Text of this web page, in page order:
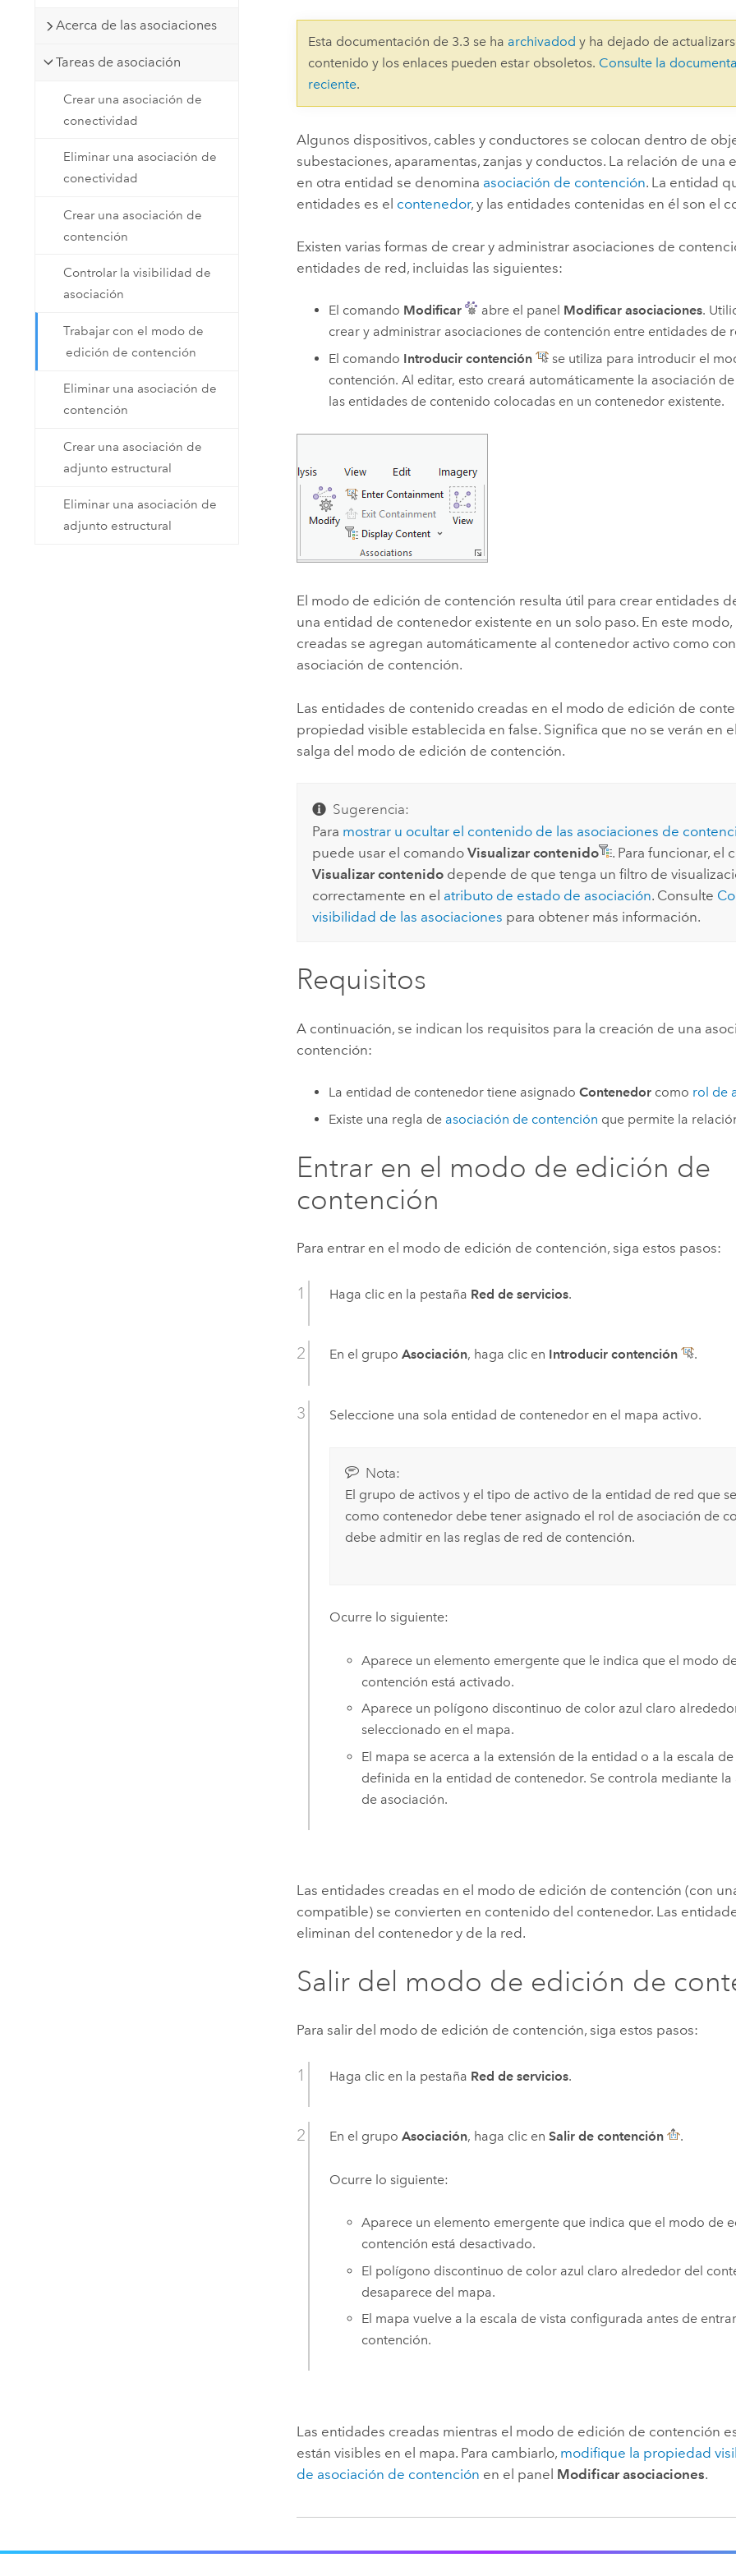
Tecnología para desarrolladores
representación cartográfica y
Todos los productos
Todas las historias
Acerca de las asociaciones
Tareas de asociación
Crear una asociación de
conectividad
Eliminar una asociación de
conectividad
Crear una asociación de
contención
Controlar la visibilidad de
asociación
Trabajar con el modo de
edición de contención
Eliminar una asociación de
contención
Crear una asociación de
adjunto estructural
Eliminar una asociación de
adjunto estructural
Esta documentación de 3.3 se ha archivadod y ha dejado de
contenido y los enlaces pueden estar obsoletos. Consulte la
reciente.
Algunos dispositivos, cables y conductores se colocan dentro de
subestaciones, aparamentas, zanjas y conductos. La relación de una
en otra entidad se denomina asociación de contención. La entidad
entidades es el contenedor, y las entidades contenidas en él son el
Existen varias formas de crear y administrar asociaciones de
entidades de red, incluidas las siguientes:
El comando Modificar abre el panel Modificar asociaciones.
crear y administrar asociaciones de contención entre entidades de
El comando Introducir contención
se utiliza para introducir el
contención. Al editar, esto creará automáticamente la asociación
las entidades de contenido colocadas en un contenedor existente.
El modo de edición de contención resulta útil para crear entidades
una entidad de contenedor existente en un solo paso. En este
creadas se agregan automáticamente al contenedor activo como
asociación de contención.
Las entidades de contenido creadas en el modo de edición de
propiedad visible establecida en false. Significa que no se verán en
salga del modo de edición de contención.
Sugerencia:
Para mostrar u ocultar el contenido de las asociaciones de
puede usar el comando Visualizar contenido
. Para funcionar, el
Visualizar contenidodepende de que tenga un filtro de
correctamente en el atributo de estado de asociación. Consulte
visibilidad de las asociaciones para obtener más información.
Requisitos
A continuación, se indican los requisitos para la creación de una
contención:
La entidad de contenedor tiene asignado Contenedorcomo rol de
Existe una regla de asociación de contención que permite la
Entrar en el modo de edición de
contención
Para entrar en el modo de edición de contención, siga estos pasos:
Haga clic en la pestaña Red de servicios.
En el grupoAsociación, haga clic en Introducir contención .
Seleccione una sola entidad de contenedor en el mapa activo.
Nota:
El grupo de activos y el tipo de activo de la entidad de red que
como contenedor debe tener asignado el rol de asociación de
debe admitir en las reglas de red de contención.
Ocurre lo siguiente:
Aparece un elemento emergente que le indica que el modo
contención está activado.
Aparece un polígono discontinuo de color azul claro
seleccionado en el mapa.
El mapa se acerca a la extensión de la entidad o a la escala
definida en la entidad de contenedor. Se controla mediante
de asociación.
Las entidades creadas en el modo de edición de contención (con
compatible) se convierten en contenido del contenedor. Las
eliminan del contenedor y de la red.
Salir del modo de edición de
Para salir del modo de edición de contención, siga estos pasos:
Haga clic en la pestaña Red de servicios.
En el grupoAsociación, haga clic enSalir de contención .
Ocurre lo siguiente:
Aparece un elemento emergente que indica que el modo de
contención está desactivado.
El polígono discontinuo de color azul claro alrededor del
desaparece del mapa.
El mapa vuelve a la escala de vista configurada antes de
contención.
Las entidades creadas mientras el modo de edición de contención
están visibles en el mapa. Para cambiarlo, modifique la propiedad
de asociación de contención en el panel Modificar asociaciones.